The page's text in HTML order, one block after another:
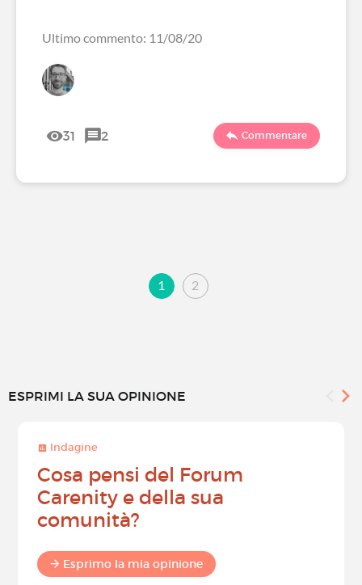
Ultimo commento: 11/08/20
31 2 Commentare
1 2
ESPRIMI LA SUA OPINIONE
Indagine
Cosa pensi del Forum
Carenity e della sua
comunità?
Esprimo la mia opinione